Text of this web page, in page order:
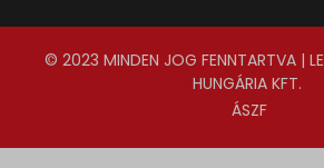
© 2023 MINDEN JOG FENNTARTVA |
HUNGÁRIA KFT.
ÁSZF